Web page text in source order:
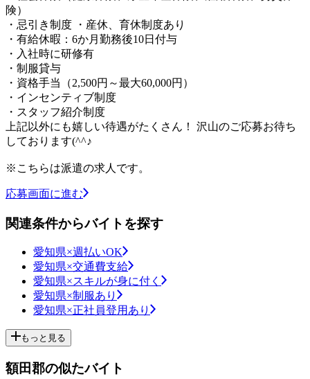
険）
・忌引き制度 ・産休、育休制度あり
・有給休暇：6か月勤務後10日付与
・入社時に研修有
・制服貸与
・資格手当（2,500円～最大60,000円）
・インセンティブ制度
・スタッフ紹介制度
上記以外にも嬉しい待遇がたくさん！ 沢山のご応募お待ち
しております(^^♪
※こちらは派遣の求人です。
応募画面に進む
関連条件からバイトを探す
愛知県×週払いOK
愛知県×交通費支給
愛知県×スキルが身に付く
愛知県×制服あり
愛知県×正社員登用あり
もっと見る
額田郡の似たバイト